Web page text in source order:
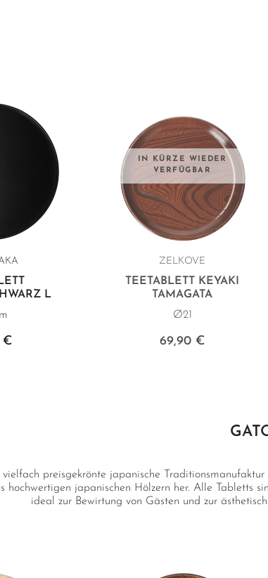
L
€
IN KÜRZE WIEDER
VERFÜGBAR
ZELKOVE
TEETABLETT KEYAKI
TAMAGATA
Ø21
69,90 €
vielfach preisgekrönte japanische
hochwertigen japanischen Hölzern her. Alle Tabletts
ideal zur Bewirtung von Gästen und zur